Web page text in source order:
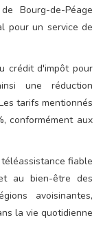
Bourg-de-Péage
pour un service de
crédit d'impôt pour
une réduction
tarifs mentionnés
conformément aux
fiable
au bien-être des
avoisinantes,
la vie quotidienne